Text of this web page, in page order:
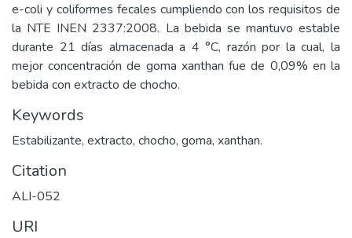
e-coli y coliformes fecales cumpliendo con los requisitos de
la NTE INEN 2337:2008. La bebida se mantuvo estable
durante 21 días almacenada a 4 °C, razón por la cual, la
mejor concentración de goma xanthan fue de 0,09% en la
bebida con extracto de chocho.
Keywords
Estabilizante, extracto, chocho, goma, xanthan.
Citation
ALI-052
URI